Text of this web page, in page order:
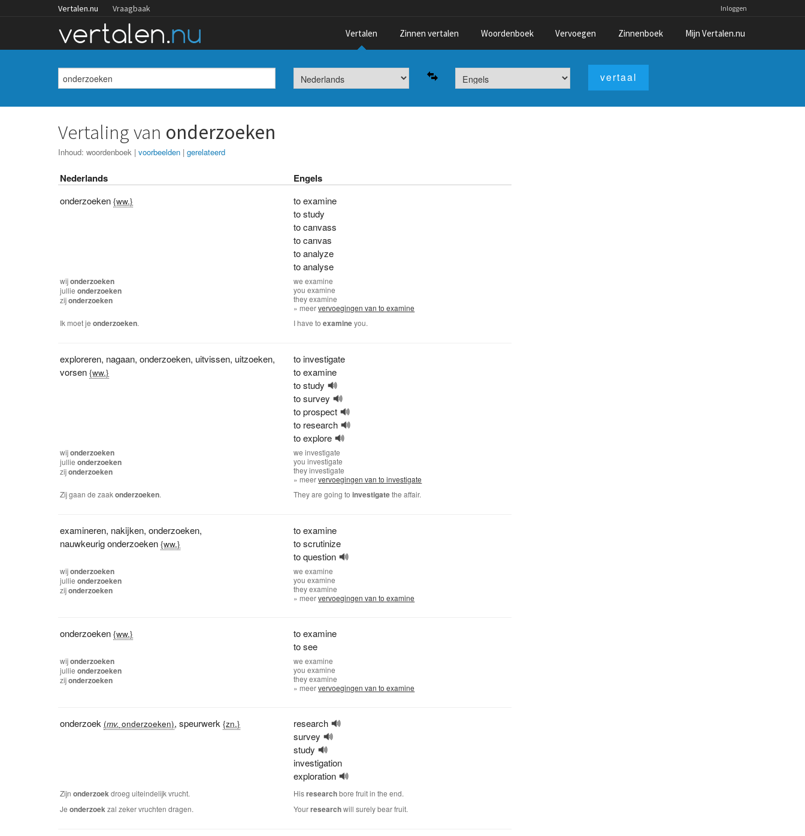
Vertalen.nu Vraagbaak Inloggen
Vertalen Zinnen vertalen Woordenboek Vervoegen Zinnenboek Mijn Vertalen.nu
Vertaling van onderzoeken
Inhoud:woordenboek |voorbeelden |gerelateerd
Nederlands Engels
onderzoeken {ww.}
to examine
to study
to canvass
to canvas
to analyze
to analyse
wijonderzoeken
jullieonderzoeken
zijonderzoeken
weexamine
youexamine
theyexamine
» meervervoegingen van to examine
Ik moet jeonderzoeken. I have toexamineyou.
exploreren, nagaan,onderzoeken, uitvissen, uitzoeken,
vorsen {ww.}
to investigate
to examine
to study
to survey
to prospect
to research
to explore
wijonderzoeken
jullieonderzoeken
zijonderzoeken
weinvestigate
youinvestigate
theyinvestigate
» meervervoegingen van to investigate
Zij gaan de zaakonderzoeken. They are going toinvestigatethe affair.
examineren, nakijken,onderzoeken,
nauwkeurig onderzoeken {ww.}
to examine
to scrutinize
to question
wijonderzoeken
jullieonderzoeken
zijonderzoeken
weexamine
youexamine
theyexamine
» meervervoegingen van to examine
onderzoeken {ww.}
to examine
to see
wijonderzoeken
jullieonderzoeken
zijonderzoeken
weexamine
youexamine
theyexamine
» meervervoegingen van to examine
onderzoek (mv. onderzoeken),speurwerk {zn.}
research
survey
study
investigation
exploration
Zijnonderzoekdroeg uiteindelijk vrucht. Hisresearchbore fruit in the end.
Jeonderzoekzal zeker vruchten dragen. Yourresearchwill surely bear fruit.